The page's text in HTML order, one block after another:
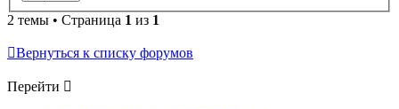
2 темы • Страница 1 из 1
Вернуться к списку форумов
Перейти